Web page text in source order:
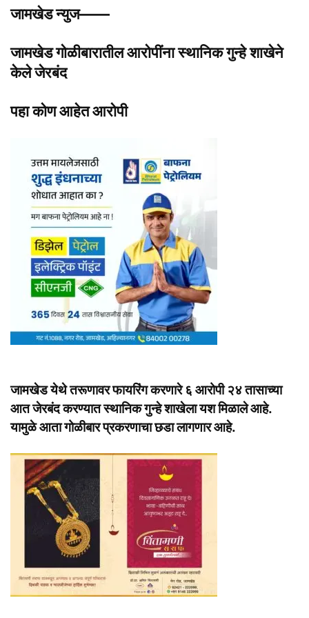
जामखेड न्युज——
जामखेड गोळीबारातील आरोपींना स्थानिक गुन्हे शाखेने
केले जेरबंद
पहा कोण आहेत आरोपी
जामखेड येथे तरूणावर फायरिंग करणारे ६ आरोपी २४ तासाच्या
आत जेरबंद करण्यात स्थानिक गुन्हे शाखेला यश मिळाले आहे.
यामुळे आता गोळीबार प्रकरणाचा छडा लागणार आहे.